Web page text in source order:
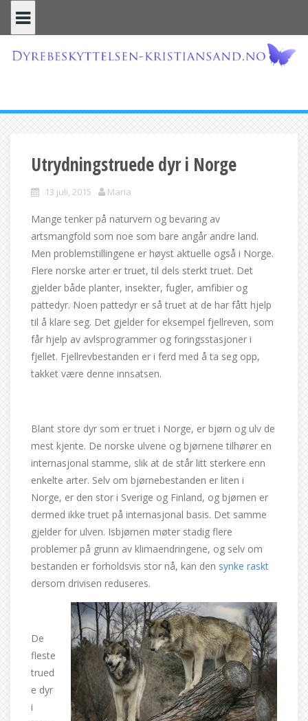
Utrydningstruede dyr i Norge
13 juli, 2015 Maria
Mange tenker på naturvern og bevaring av
artsmangfold som noe som bare angår andre land.
Men problemstillingene er høyst aktuelle også i Norge.
Flere norske arter er truet, til dels sterkt truet. Det
gjelder både planter, insekter, fugler, amfibier og
pattedyr. Noen pattedyr er så truet at de har fått hjelp
til å klare seg. Det gjelder for eksempel fjellreven, som
får hjelp av avlsprogrammer og foringsstasjoner i
fjellet. Fjellrevbestanden er i ferd med å ta seg opp,
takket være denne innsatsen.
Blant store dyr som er truet i Norge, er bjørn og ulv de
mest kjente. De norske ulvene og bjørnene tilhører en
internasjonal stamme, slik at de står litt sterkere enn
enkelte arter. Selv om bjørnebestanden er liten i
Norge, er den stor i Sverige og Finland, og bjørnen er
dermed ikke truet på internasjonal basis. Det samme
gjelder for ulven. Isbjørnen møter stadig flere
problemer på grunn av klimaendringene, og selv om
bestanden er forholdsvis stor nå, kan den synke raskt
dersom drivisen reduseres.
De
fleste
trued
e dyr
i